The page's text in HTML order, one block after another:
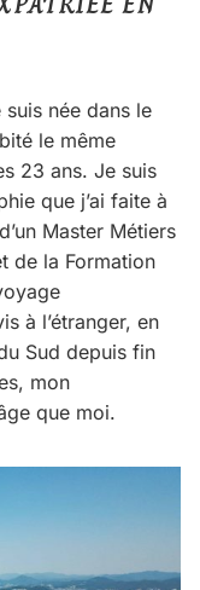
suis née dans le
le même
23 ans. Je suis
que j’ai faite à
Master Métiers
de la Formation
à l’étranger, en
Sud depuis fin
mon
que moi.